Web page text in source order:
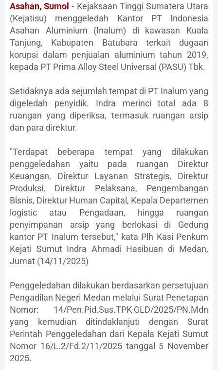
Asahan, Sumol - Kejaksaan Tinggi Sumatera Utara
(Kejatisu) menggeledah Kantor PT Indonesia
Asahan Aluminium (Inalum) di kawasan Kuala
Tanjung, Kabupaten Batubara terkait dugaan
korupsi dalam penjualan aluminium tahun 2019,
kepada PT Prima Alloy Steel Universal (PASU) Tbk.
Setidaknya ada sejumlah tempat di PT Inalum yang
digeledah penyidik. Indra merinci total ada 8
ruangan yang diperiksa, termasuk ruangan arsip
dan para direktur.
"Terdapat beberapa tempat yang dilakukan
penggeledahan yaitu pada ruangan Direktur
Keuangan, Direktur Layanan Strategis, Direktur
Produksi, Direktur Pelaksana, Pengembangan
Bisnis, Direktur Human Capital, Kepala Departemen
logistic atau Pengadaan, hingga ruangan
penyimpanan arsip yang berlokasi di Gedung
kantor PT Inalum tersebut," kata Plh Kasi Penkum
Kejati Sumut Indra Ahmadi Hasibuan di Medan,
Jumat (14/11/2025)
Penggeledahan dilakukan berdasarkan persetujuan
Pengadilan Negeri Medan melalui Surat Penetapan
Nomor: 14/Pen.Pid.Sus.TPK-GLD/2025/PN.Mdn
yang kemudian ditindaklanjuti dengan Surat
Perintah Penggeledahan dari Kepala Kejati Sumut
Nomor 16/L.2/Fd.2/11/2025 tanggal 5 November
2025.